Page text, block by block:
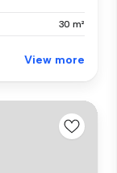
30 m²
View more